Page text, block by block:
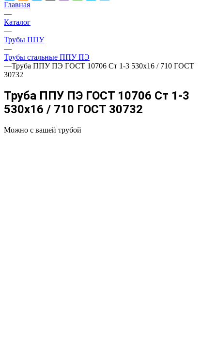
Главная
—
Каталог
—
Трубы ППУ
—
Трубы стальные ППУ ПЭ
—Труба ППУ ПЭ ГОСТ 10706 Ст 1-3 530x16 / 710 ГОСТ
30732
Труба ППУ ПЭ ГОСТ 10706 Ст 1-3
530x16 / 710 ГОСТ 30732
Можно с вашей трубой